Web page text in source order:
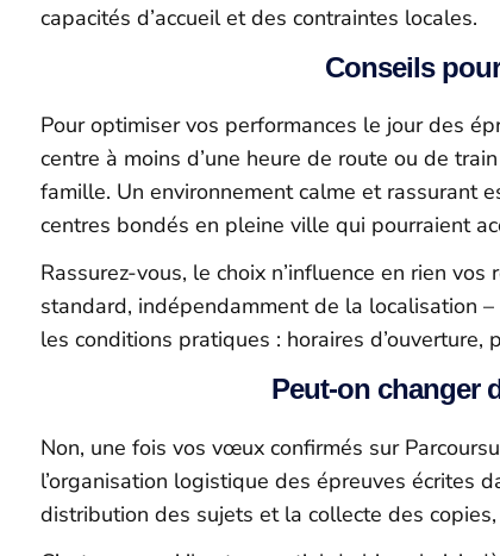
capacités d’accueil et des contraintes locales.
Conseils
Pour optimiser vos performances le jour des
centre à moins d’une heure de route ou de
famille. Un environnement calme et rassurant
centres bondés en pleine ville qui pourraient
​Rassurez-vous, le choix n’influence en rien
standard, indépendamment de la localisation
les conditions pratiques : horaires
​Peut-on changer
Non, une fois vos vœux confirmés sur
l’organisation logistique des épreuves écrites
distribution des sujets et la collecte des